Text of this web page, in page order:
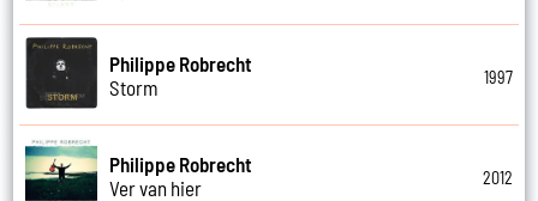
Philippe Robrecht
Storm
1997
Philippe Robrecht
Ver van hier
2012